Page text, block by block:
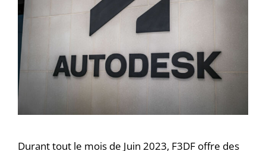
Durant tout le mois de Juin 2023, F3DF offre des